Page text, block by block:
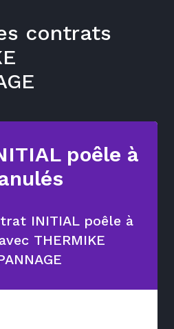
contrats
poêle à
INITIAL poêle à
THERMIKE